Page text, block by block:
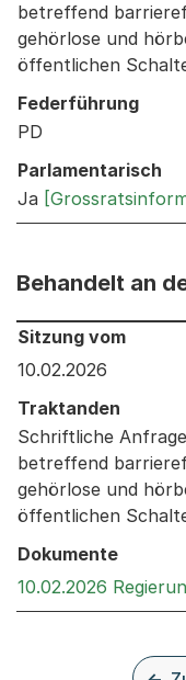
betreffend
gehörlose und
öffentlichen
Federführung
PD
Parlamentarisch
Ja
Behandelt an
Behandelt an den
Sitzung vom
10.02.2026
Traktanden
Schriftliche
betreffend
gehörlose und
öffentlichen
Dokumente
10.02.2026